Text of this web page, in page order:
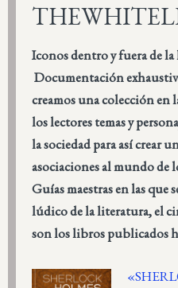
Iconos dentro y fuera de
Documentación
creamos una colección en
los lectores temas y
la sociedad para así crear
asociaciones al mundo de
Guías maestras en las
lúdico de la literatura, el
son los libros publicados